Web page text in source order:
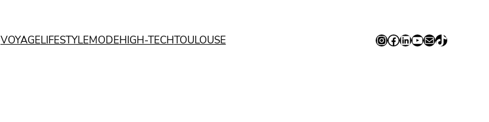
VOYAGELIFESTYLEMODEHIGH-TECHTOULOUSE InstagramFacebook LinkedIn YouTube E-mail TikTok